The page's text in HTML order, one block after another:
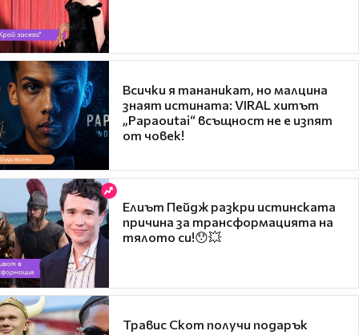
Всички я тананикат, но малцина
знаят истината: VIRAL хитът
„Papaoutai“ всъщност не е изпят
от човек!
Елиът Пейдж разкри истинската
причина за трансформацията на
тялото си!😯💥
Травис Скот получи подарък